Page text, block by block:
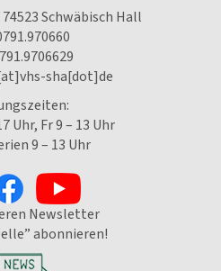
Schwäbisch Hall
sha[dot]de
Uhr, Fr 9 – 13 Uhr
9 – 13 Uhr
Newsletter
abonnieren!